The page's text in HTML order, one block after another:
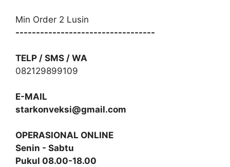
Min Order 2 Lusin
----------------------------------
TELP / SMS / WA
082129899109
E-MAIL
starkonveksi@gmail.com
OPERASIONAL ONLINE
Senin - Sabtu
Pukul 08.00-18.00